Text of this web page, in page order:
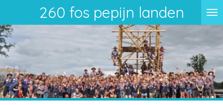
direct
naar
de
hoofdinhoud
260 fos pepijn landen